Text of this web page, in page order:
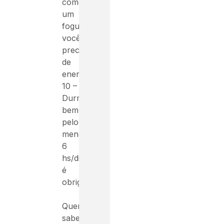
como
um
foguete
você
precisa
de
energia
10 –
Durma
bem,
pelo
menos
6
hs/dia
é
obrigatório
Quer
saber